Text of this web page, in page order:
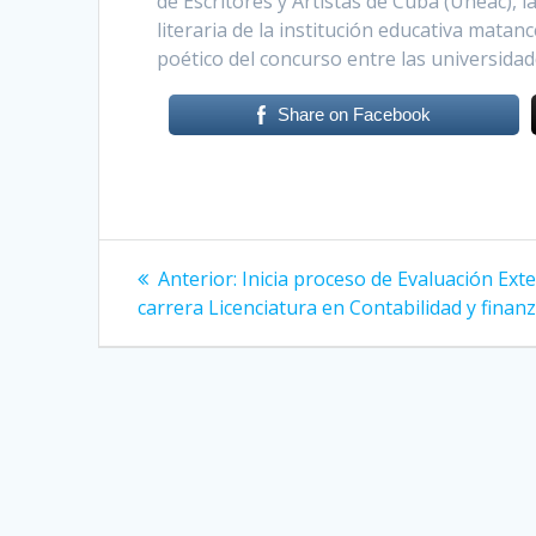
literaria de la institución educativa
poético del concurso entre las
Share on Facebook
Navegación
de
Anterior: Entrada
anterior:
Inicia proceso de Evaluación
carrera Licenciatura en Contabilidad y